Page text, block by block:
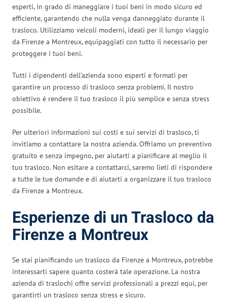
esperti, in grado di maneggiare i tuoi beni in modo sicuro ed
efficiente, garantendo che nulla venga danneggiato durante il
trasloco. Utilizziamo veicoli moderni, ideali per il lungo viaggio
da Firenze a Montreux, equipaggiati con tutto il necessario per
proteggere i tuoi beni.
Tutti i dipendenti dell’azienda sono esperti e formati per
garantire un processo di trasloco senza problemi. Il nostro
obiettivo è rendere il tuo trasloco il più semplice e senza stress
possibile.
Per ulteriori informazioni sui costi e sui servizi di trasloco, ti
invitiamo a contattare la nostra azienda. Offriamo un preventivo
gratuito e senza impegno, per aiutarti a pianificare al meglio il
tuo trasloco. Non esitare a contattarci, saremo lieti di rispondere
a tutte le tue domande e di aiutarti a organizzare il tuo trasloco
da Firenze a Montreux.
Esperienze di un Trasloco da
Firenze a Montreux
Se stai pianificando un trasloco da Firenze a Montreux, potrebbe
interessarti sapere quanto costerà tale operazione. La nostra
azienda di traslochi offre servizi professionali a prezzi equi, per
garantirti un trasloco senza stress e sicuro.